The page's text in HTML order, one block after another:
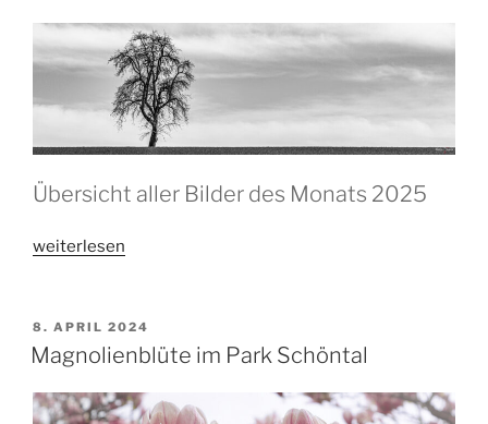
Übersicht aller Bilder des Monats 2025
„Bilder
2025“
weiterlesen
VERÖFFENTLICHT
AM
8. APRIL 2024
Magnolienblüte im Park Schöntal